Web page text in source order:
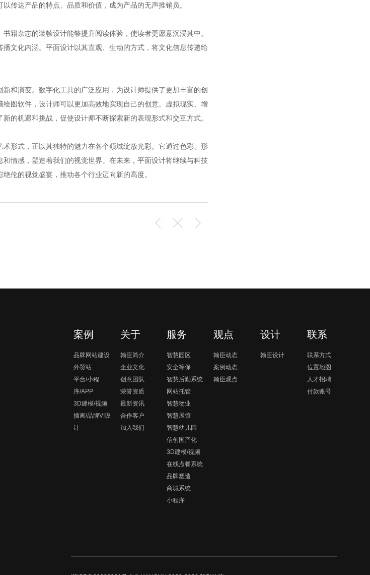
传达产品的特点、品质和价值，成为产品的无声推销员。
杂志的装帧设计能够提升阅读体验，使读者更愿意沉浸其中。
文化内涵。平面设计以其直观、生动的方式，将文化信息传递给
演变。数字化工具的广泛应用，为设计师提供了更加丰富的创
图软件，设计师可以更加高效地实现自己的创意。虚拟现实、增
的机遇和挑战，促使设计师不断探索新的表现形式和交互方式。
式，正以其独特的魅力在各个领域绽放光彩。它通过色彩、形
情感，塑造着我们的视觉世界。在未来，平面设计将继续与科技
伦的视觉盛宴，推动各个行业迈向新的高度。
案例
品牌网站建设
外贸站
平台/小程
序/APP
3D建模/视频
插画/品牌VI设
计
关于
翰臣简介
企业文化
创意团队
荣誉资质
最新资讯
合作客户
加入我们
服务
智慧园区
安全等保
智慧后勤系统
网站托管
智慧物业
智慧展馆
智慧幼儿园
信创国产化
3D建模/视频
在线点餐系统
品牌塑造
商城系统
小程序
观点
翰臣动态
案例动态
翰臣观点
设计
翰臣设计
联系
联系方式
位置地图
人才招聘
付款账号